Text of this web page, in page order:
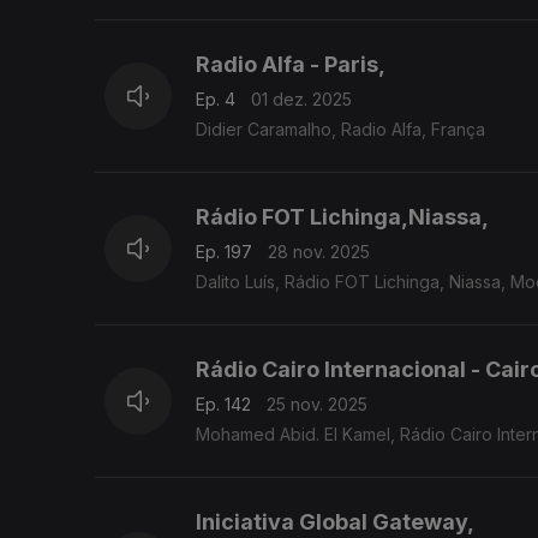
Radio Alfa - Paris,
Ep. 4
01 dez. 2025
Didier Caramalho, Radio Alfa, França
Rádio FOT Lichinga,Niassa,
Ep. 197
28 nov. 2025
Dalito Luís, Rádio FOT Lichinga, Niassa,
Rádio Cairo Internacional -
Ep. 142
25 nov. 2025
Mohamed Abid. El Kamel, Rádio Cairo
Iniciativa Global Gateway,